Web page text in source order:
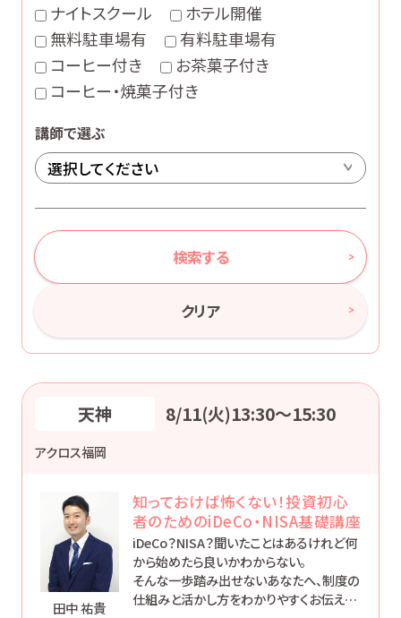
ナイトスクール
ホテル開催
無料駐車場有
有料駐車場有
コーヒー付き
お茶菓子付き
コーヒー・焼菓子付き
講師で選ぶ
検索する
クリア
天神 8/11(火)13:30〜15:30
アクロス福岡
田中 祐貴
知っておけば怖くない！投資初心
者のためのiDeCo・NISA基礎講座
iDeCo？NISA？聞いたことはあるけれど何
から始めたら良いかわからない。
そんな一歩踏み出せないあなたへ、制度の
仕組みと活かし方をわかりやすくお伝えし